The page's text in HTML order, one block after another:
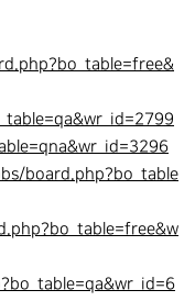
board.php?bo_table